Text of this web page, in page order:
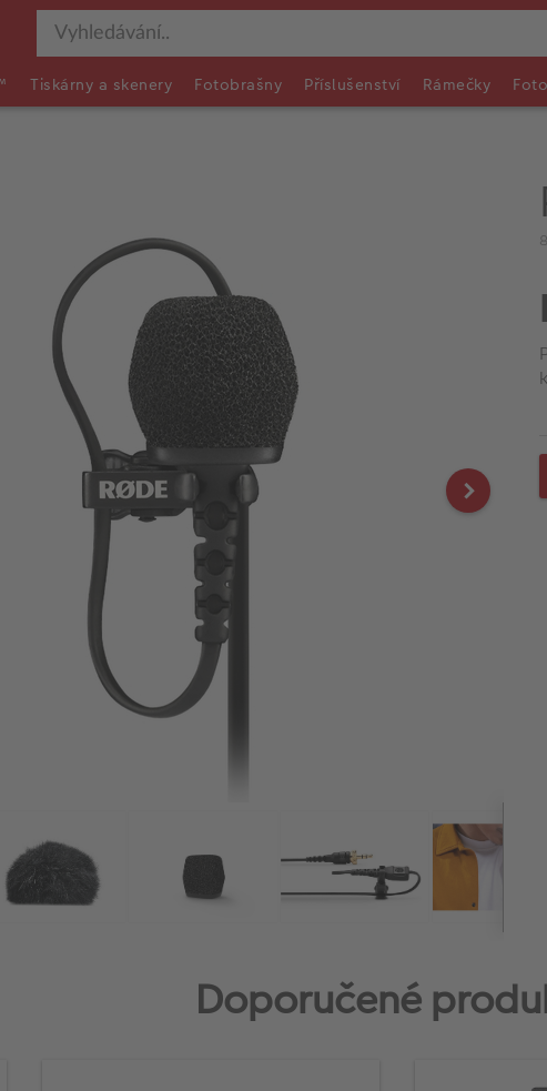
Tiskárny a skenery Fotobrašny Příslušenství Rámečky
Doporučené